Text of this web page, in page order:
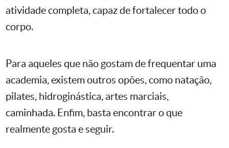
atividade completa, capaz de fortalecer todo o
corpo.
Para aqueles que não gostam de frequentar uma
academia, existem outros opões, como natação,
pilates, hidroginástica, artes marciais,
caminhada. Enfim, basta encontrar o que
realmente gosta e seguir.